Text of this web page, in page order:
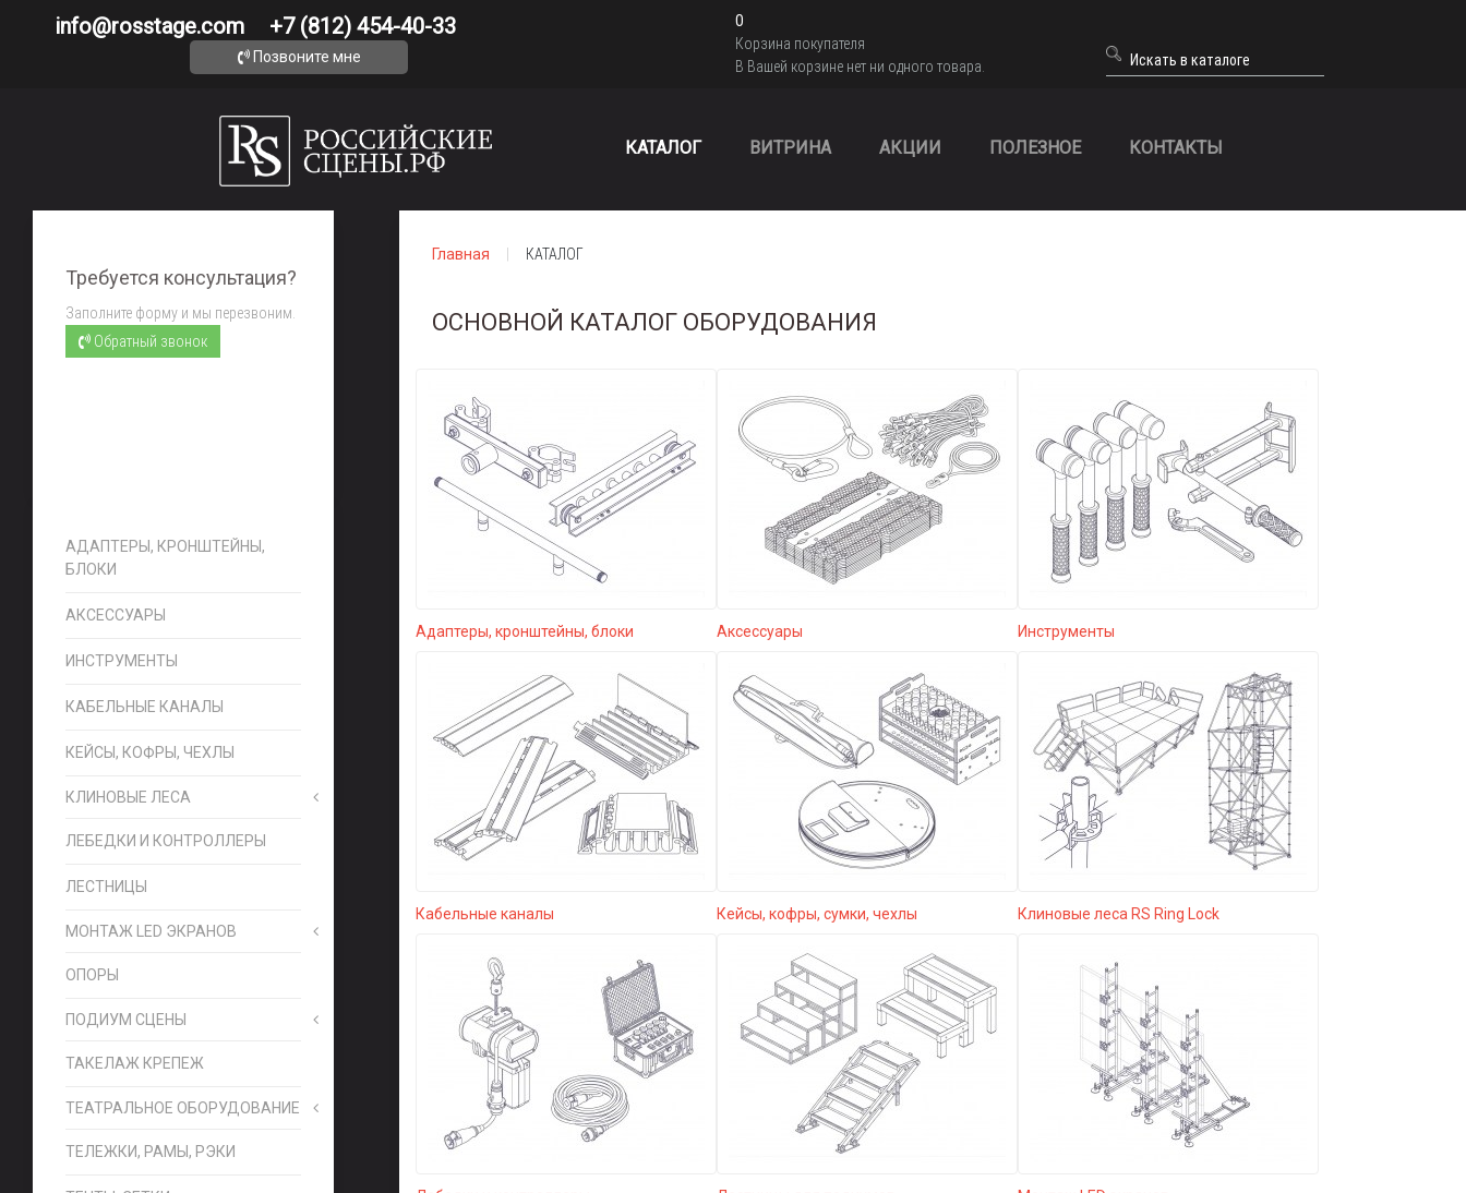
info@rosstage.com +7 (812) 454-40-33
0
Корзина покупателя
В Вашей корзине нет ни одного товара.
Позвоните мне
КАТАЛОГ ВИТРИНА АКЦИИ ПОЛЕЗНОЕ КОНТАКТЫ
Требуется консультация?
Заполните форму и мы перезвоним.
Обратный звонок
АДАПТЕРЫ, КРОНШТЕЙНЫ,
БЛОКИ
АКСЕССУАРЫ
ИНСТРУМЕНТЫ
КАБЕЛЬНЫЕ КАНАЛЫ
КЕЙСЫ, КОФРЫ, ЧЕХЛЫ
КЛИНОВЫЕ ЛЕСА
ЛЕБЕДКИ И КОНТРОЛЛЕРЫ
ЛЕСТНИЦЫ
МОНТАЖ LED ЭКРАНОВ
ОПОРЫ
ПОДИУМ СЦЕНЫ
ТАКЕЛАЖ КРЕПЕЖ
ТЕАТРАЛЬНОЕ ОБОРУДОВАНИЕ
ТЕЛЕЖКИ, РАМЫ, РЭКИ
Главная КАТАЛОГ
ОСНОВНОЙ КАТАЛОГ ОБОРУДОВАНИЯ
Адаптеры, кронштейны, блоки Аксессуары Инструменты
Кабельные каналы Кейсы, кофры, сумки, чехлы Клиновые леса RS Ring Lock